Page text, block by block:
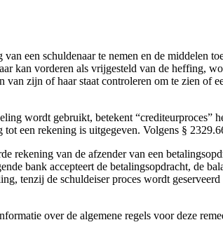
een schuldenaar te nemen en de middelen
kan vorderen als vrijgesteld van de heffing,
zijn of haar staat controleren om te zien of
wordt gebruikt, betekent “crediteurproces”
een rekening is uitgegeven. Volgens §
rekening van de afzender van een
bank accepteert de betalingsopdracht, de
tenzij de schuldeiser proces wordt
over de algemene regels voor deze